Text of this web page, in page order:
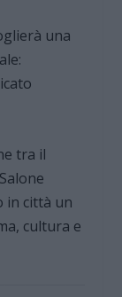
una
tra il
in città un
cultura e